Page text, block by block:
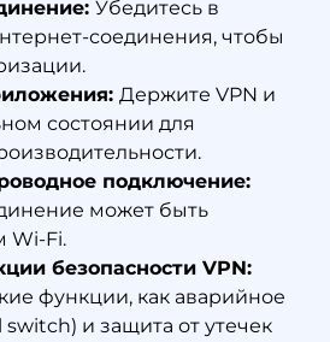
Убедитесь в
соединения, чтобы
Держите VPN и
состоянии для
подключение:
может быть
Wi-Fi.
безопасности VPN:
функции, как аварийное
и защита от утечек